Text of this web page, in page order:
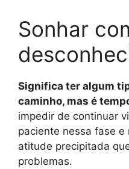
Sonhar
Significa ter algum
caminho, mas é
impedir de continuar
paciente nessa fase e
atitude precipitada
problemas.